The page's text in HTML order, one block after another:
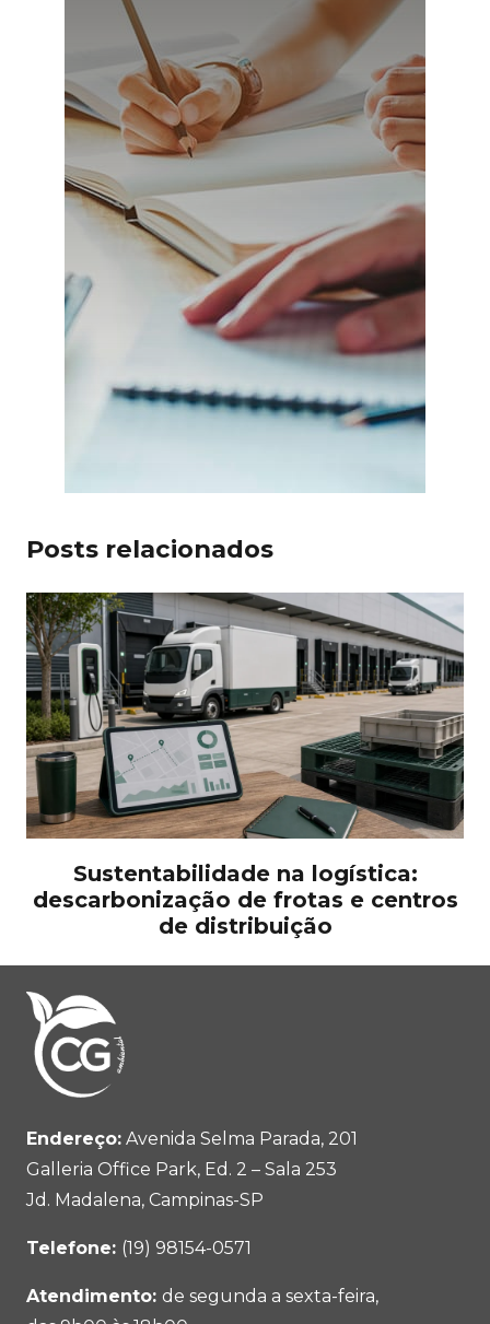
Posts relacionados
Sustentabilidade na logística:
descarbonização de frotas e centros
de distribuição
Endereço: Avenida Selma Parada, 201
Galleria Office Park, Ed. 2 – Sala 253
Jd. Madalena, Campinas-SP
Telefone: (19) 98154-0571
Atendimento: de segunda a sexta-feira,